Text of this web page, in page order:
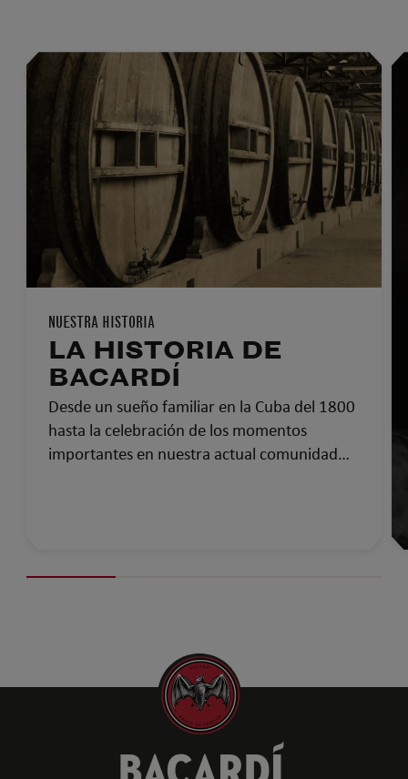
NUESTRA HISTORIA
LA HISTORIA DE
BACARDÍ
Desde un sueño familiar en la Cuba del 1800
hasta la celebración de los momentos
importantes en nuestra actual comunidad